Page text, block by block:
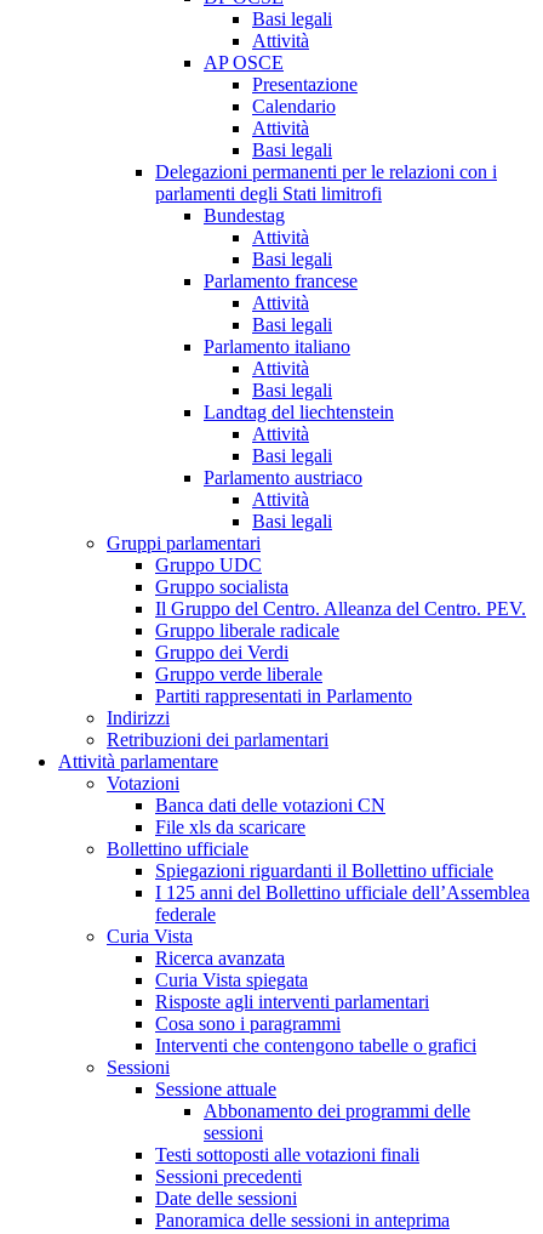
Basi legali
Attività
AP OSCE
Presentazione
Calendario
Attività
Basi legali
Delegazioni permanenti per le relazioni con i
parlamenti degli Stati limitrofi
Bundestag
Attività
Basi legali
Parlamento francese
Attività
Basi legali
Parlamento italiano
Attività
Basi legali
Landtag del liechtenstein
Attività
Basi legali
Parlamento austriaco
Attività
Basi legali
Gruppi parlamentari
Gruppo UDC
Gruppo socialista
Il Gruppo del Centro. Alleanza del Centro. PEV.
Gruppo liberale radicale
Gruppo dei Verdi
Gruppo verde liberale
Partiti rappresentati in Parlamento
Indirizzi
Retribuzioni dei parlamentari
Attività parlamentare
Votazioni
Banca dati delle votazioni CN
File xls da scaricare
Bollettino ufficiale
Spiegazioni riguardanti il Bollettino ufficiale
I 125 anni del Bollettino ufficiale dell’Assemblea
federale
Curia Vista
Ricerca avanzata
Curia Vista spiegata
Risposte agli interventi parlamentari
Cosa sono i paragrammi
Interventi che contengono tabelle o grafici
Sessioni
Sessione attuale
Abbonamento dei programmi delle
sessioni
Testi sottoposti alle votazioni finali
Sessioni precedenti
Date delle sessioni
Panoramica delle sessioni in anteprima